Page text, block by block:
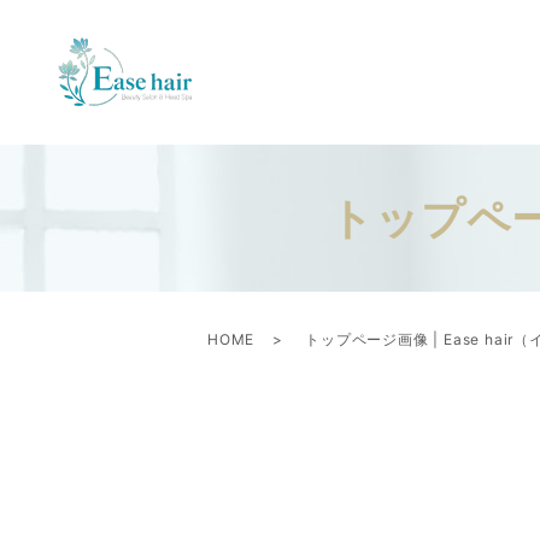
トップペ
HOME トップページ画像 | Ease hair（